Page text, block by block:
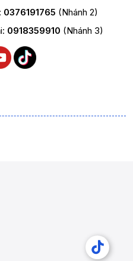
0376191765 (Nhánh 2)
0918359910 (Nhánh 3)